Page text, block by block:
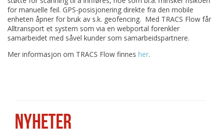
for manuelle feil. GPS-posisjonering direkte fra den mobile
enheten åpner for bruk av s.k. geofencing. Med TRACS Flow får
Alltransport et system som via en webportal forenkler
samarbeidet med såvel kunder som samarbeidspartnere.
Mer informasjon om TRACS Flow finnes her.
NYHETER